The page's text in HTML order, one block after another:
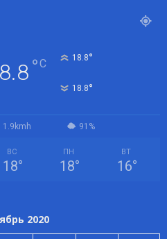
°C 18.8°
18.8°
1.9kmh 91%
ВС
18°
ПН
18°
ВТ
16°
2020